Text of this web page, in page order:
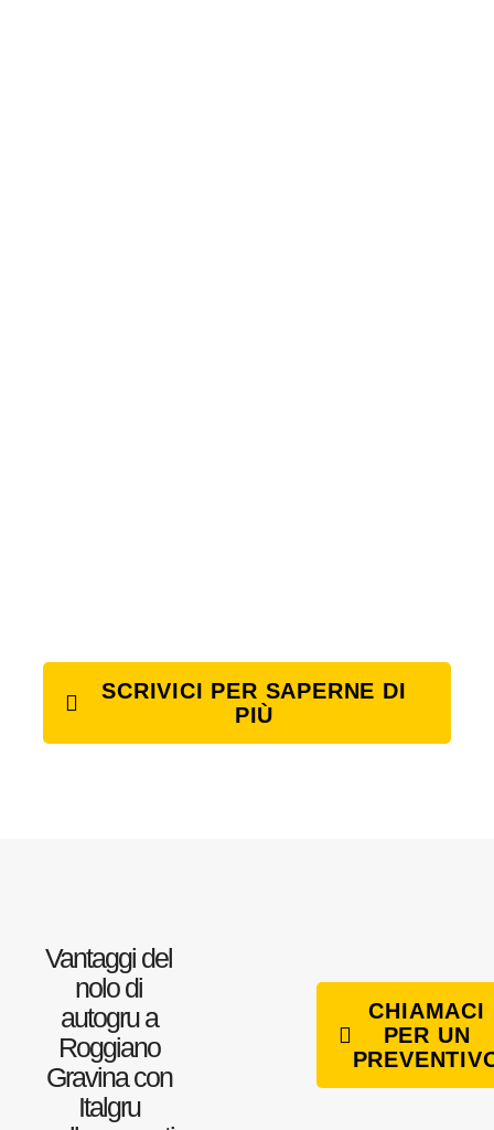
SCRIVICI PER SAPERNE DI
PIÙ
Vantaggi del
nolo di
autogru a
Roggiano
Gravina con
Italgru
CHIAMACI
PER UN